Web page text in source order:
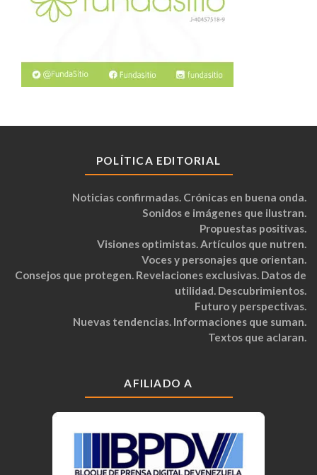
POLÍTICA EDITORIAL
Noticias confirmadas. Crónicas en buena onda.
Sonidos e imágenes que ilustran.
Propuestas positivas.
Visiones optimistas. Artículos que nutren.
Voces y personajes que orientan.
Consejos que protegen. Revelaciones exclusivas. Datos de
utilidad. Descubrimientos.
Futuro y perspectivas.
Nuevas tendencias. Informaciones que suman.
Textos que aclaran.
AFILIADO A